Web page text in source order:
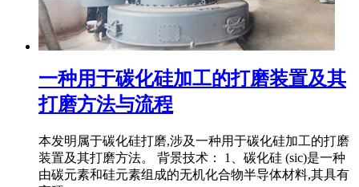
一种用于碳化硅加工的打磨装置及其
打磨方法与流程
本发明属于碳化硅打磨,涉及一种用于碳化硅加工的打磨
装置及其打磨方法。 背景技术： 1、碳化硅 (sic)是一种
由碳元素和硅元素组成的无机化合物半导体材料,其具有